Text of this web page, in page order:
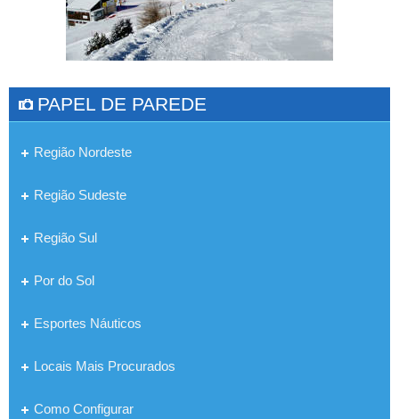
PAPEL DE PAREDE
Região Nordeste
Região Sudeste
Região Sul
Por do Sol
Esportes Náuticos
Locais Mais Procurados
Como Configurar